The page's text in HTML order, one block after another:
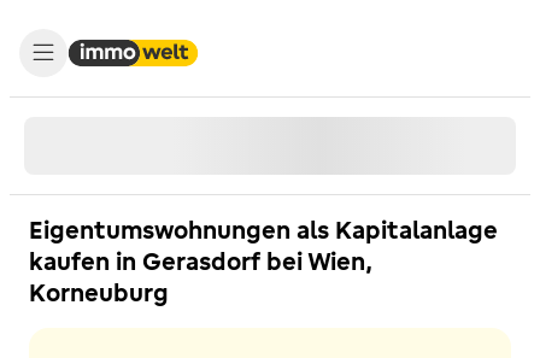
Eigentumswohnungen als Kapitalanlage
kaufen in Gerasdorf bei Wien,
Korneuburg